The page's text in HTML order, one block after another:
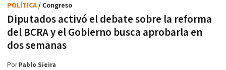
Diputados activó el debate sobre la reforma
del BCRA y el Gobierno busca aprobarla en
dos semanas
POLÍTICA/ Congreso
PorPablo Sieira